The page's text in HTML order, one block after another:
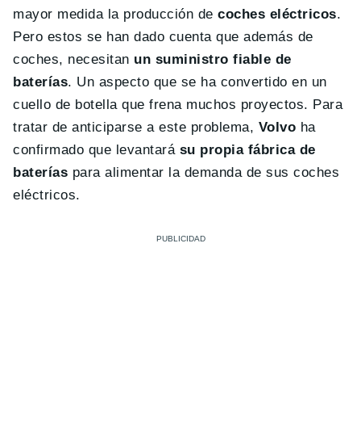
mayor medida la producción decoches eléctricos.
Pero estos se han dado cuenta que además de
coches, necesitan un suministro fiable de
baterías. Un aspecto que se ha convertido en un
cuello de botella que frena muchos proyectos. Para
tratar de anticiparse a este problema, Volvo ha
confirmado que levantará su propia fábrica de
baterías para alimentar la demanda de sus coches
eléctricos.